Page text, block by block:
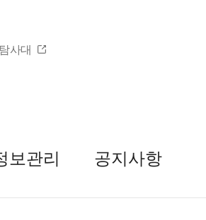
사대
보관리 공지사항